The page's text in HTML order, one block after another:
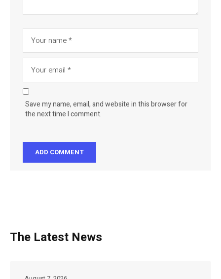
Save my name, email, and website in this browser for
the next time I comment.
The Latest News